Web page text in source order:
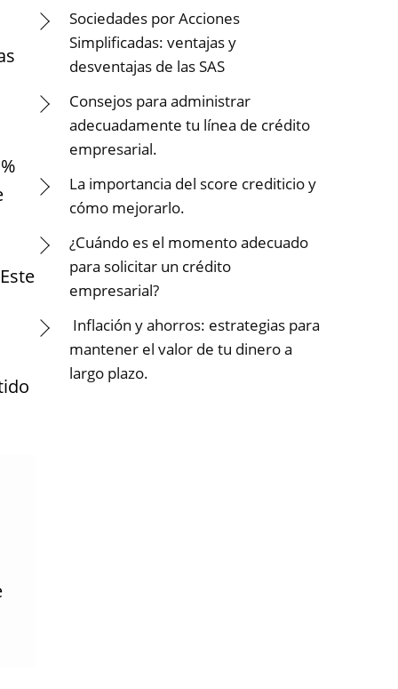
Sociedades por Acciones
Simplificadas: ventajas y
desventajas de las SAS
Consejos para administrar
adecuadamente tu línea de crédito
empresarial.
La importancia del score crediticio y
cómo mejorarlo.
¿Cuándo es el momento adecuado
para solicitar un crédito
empresarial?
Inflación y ahorros: estrategias para
mantener el valor de tu dinero a
largo plazo.